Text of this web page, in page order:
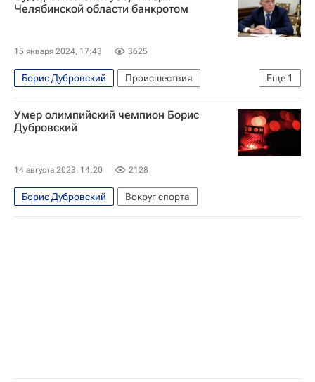
Вологодская область
Михаил Гришанков
Совет Федерации РФ
Челябинской области банкротом
15 января 2024, 17:43 3625
Еще 1
Борис Дубровский
Происшествия
Челябинская область
Умер олимпийский чемпион Борис
Дубровский
14 августа 2023, 14:20 2128
Борис Дубровский Вокруг спорта